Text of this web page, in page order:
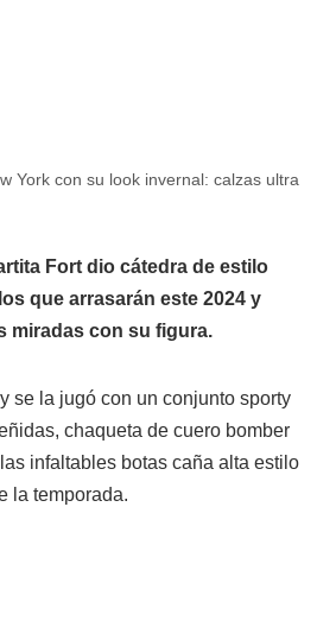
York con su look invernal: calzas ultra
Fort dio cátedra de estilo
que arrasarán este 2024 y
miradas con su figura.
se la jugó con un conjunto sporty
chaqueta de cuero bomber
infaltables botas caña alta estilo
la temporada.